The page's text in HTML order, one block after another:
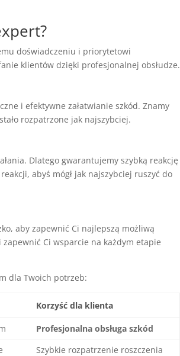
doświadczeniu i priorytetowi
klientów dzięki profesjonalnej obsłudze.
i efektywne załatwianie szkód. Znamy
rozpatrzone jak najszybciej.
Dlatego gwarantujemy szybką reakcję
abyś mógł jak najszybciej ruszyć do
aby zapewnić Ci najlepszą możliwą
Ci wsparcie na każdym etapie
dla Twoich potrzeb:
Korzyść dla klienta
Profesjonalna obsługa szkód
Szybkie rozpatrzenie roszczenia